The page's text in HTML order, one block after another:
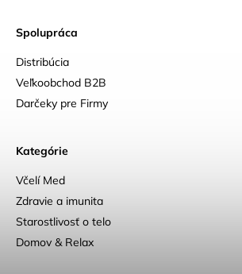
Spolupráca
Distribúcia
Veľkoobchod B2B
Darčeky pre Firmy
Kategórie
Včelí Med
Zdravie a imunita
Starostlivosť o telo
Domov & Relax